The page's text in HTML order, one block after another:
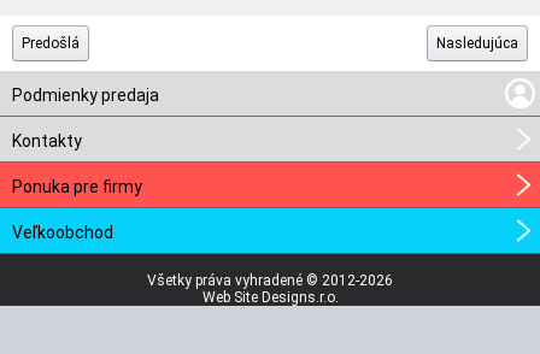
Predošlá Nasledujúca
Podmienky predaja
Kontakty
Ponuka pre firmy
Veľkoobchod
Všetky práva vyhradené © 2012-2026
Web Site Designs.r.o.